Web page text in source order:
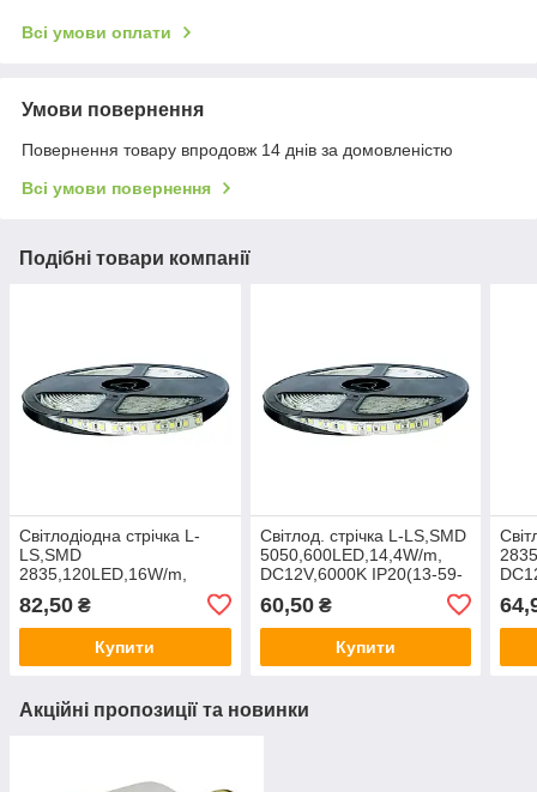
Всі умови оплати
Умови повернення
Повернення товару впродовж 14 днів за домовленістю
Всі умови повернення
Подібні товари компанії
Світлодіодна стрічка L-
LS,SMD
2835,120LED,16W/m,
DC12V,6000K (1м) (13-53-
70), Арт.68405
82,50 ₴
Купити
Світлод. стрічка L-LS,SMD
5050,600LED,14,4W/m,
DC12V,6000K ІР20(13-59-
60,50₴
Купити
Акційні пропозиції та новинки